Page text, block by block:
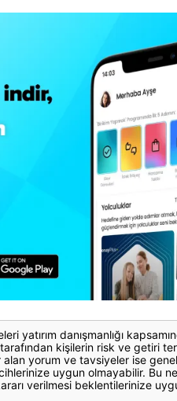
yatırım danışmanlığı
tarafından kişilerin risk ve getiri
yorum ve tavsiyeler ise
uygun olmayabilir. Bu
verilmesi beklentilerinize